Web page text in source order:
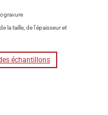
la taille, de l'épaisseur et
échantillons